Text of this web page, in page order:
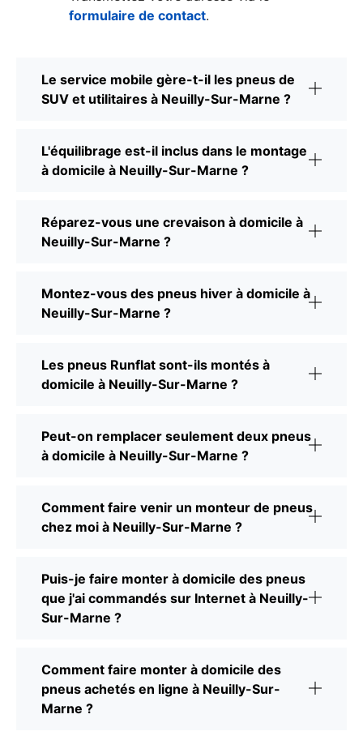
formulaire de contact.
Le service mobile gère-t-il les pneus de
SUV et utilitaires à Neuilly-Sur-Marne ?
L'équilibrage est-il inclus dans le montage
à domicile à Neuilly-Sur-Marne ?
Réparez-vous une crevaison à domicile à
Neuilly-Sur-Marne ?
Montez-vous des pneus hiver à domicile à
Neuilly-Sur-Marne ?
Les pneus Runflat sont-ils montés à
domicile à Neuilly-Sur-Marne ?
Peut-on remplacer seulement deux pneus
à domicile à Neuilly-Sur-Marne ?
Comment faire venir un monteur de pneus
chez moi à Neuilly-Sur-Marne ?
Puis-je faire monter à domicile des pneus
que j'ai commandés sur Internet à Neuilly-
Sur-Marne ?
Comment faire monter à domicile des
pneus achetés en ligne à Neuilly-Sur-
Marne ?